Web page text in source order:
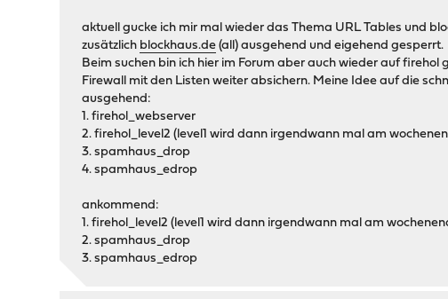
aktuell gucke ich mir mal wieder das Thema URL Tables und
zusätzlich blockhaus.de (all) ausgehend und eigehend gesperrt.
Beim suchen bin ich hier im Forum aber auch wieder auf
Firewall mit den Listen weiter absichern. Meine Idee auf die
ausgehend:
1. firehol_webserver
2. firehol_level2 (level1 wird dann irgendwann mal am
3. spamhaus_drop
4. spamhaus_edrop
ankommend:
1. firehol_level2 (level1 wird dann irgendwann mal am
2. spamhaus_drop
3. spamhaus_edrop